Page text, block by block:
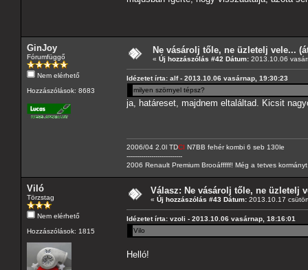
GinJoy
Fórumfüggő
Nem elérhető
Hozzászólások: 8683
Ne vásárolj tőle, ne üzletelj vele...
« Új hozzászólás #42 Dátum: 2013.10.06
Idézetet írta: alf - 2013.10.06 vasárnap, 19:30:23
milyen szörnyel tépsz?
ja, határeset, majdnem eltaláltad. Kicsit
2006/04 2.0l TDCI N7BB fehér kombi 6 seb 130le
---------------------------
2006 Renault Premium Brooáfffff! Még a tetves
Viló
Törzstag
Nem elérhető
Hozzászólások: 1815
Válasz: Ne vásárolj tőle, ne üzletelj
« Új hozzászólás #43 Dátum: 2013.10.17
Idézetet írta: vzoli - 2013.10.06 vasárnap, 18:16:01
Vilo
Helló!